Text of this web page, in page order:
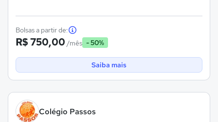
Bolsas a partir de:
R$ 750,00 /mês - 50%
Saiba mais
Colégio Passos